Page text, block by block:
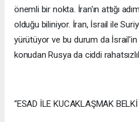
önemli bir nokta. İran'ın attığı
olduğu biliniyor. İran, İsrail ile
yürütüyor ve bu durum da
konudan Rusya da ciddi
“ESAD İLE KUCAKLAŞMAK